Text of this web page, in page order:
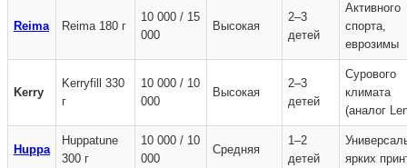
Reima Reima 180 г
10 000 / 15
000
Высокая
2–3
детей
Активного
спорта,
еврозимы
Kerry
Kerryfill 330
г
10 000 / 10
000
Высокая
2–3
детей
Сурового
климата
(аналог
Huppa
Huppatune
300 г
10 000 / 10
000
Средняя
1–2
детей
ярких